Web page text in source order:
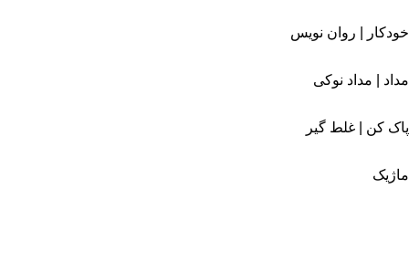
خودکار | روان نویس
مداد | مداد نوکی
پاک کن | غلط گیر
ماژیک